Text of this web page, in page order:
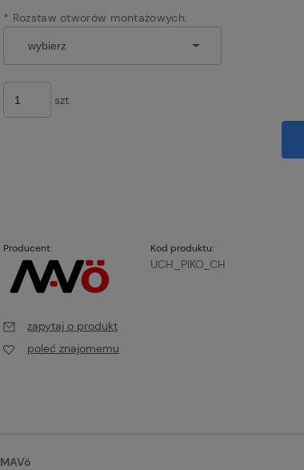
* Rozstaw otworów montażowych:
szt.
Producent: Kod produktu:
UCH_PIKO_CH
zapytaj o produkt
poleć znajomemu
MAVö